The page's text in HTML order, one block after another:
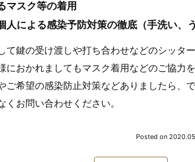
スク等の着用
による感染予防対策の徹底（手洗い、う
て鍵の受け渡しや打ち合わせなどのシッタ
におかれましてもマスク着用などのご協力
ご希望の感染防止対策などありましたら、
くお問い合わせください。
Posted on